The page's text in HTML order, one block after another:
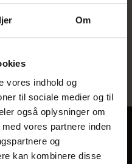
Om
vores indhold og
til sociale medier og til
også oplysninger om
vores partnere inden
og
kan kombinere disse